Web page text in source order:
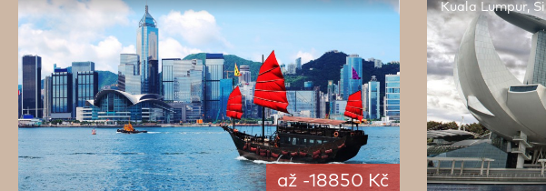
až -18850 Kč
Kuala Lumpur,